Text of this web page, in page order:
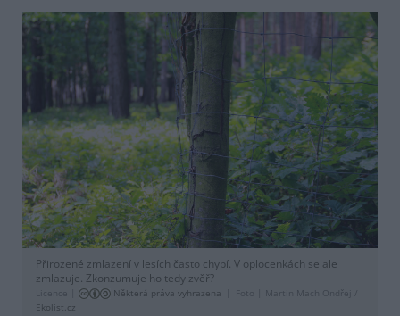
Přirozené zmlazení v lesích často chybí. V oplocenkách se ale
zmlazuje. Zkonzumuje ho tedy zvěř?
Licence | Některá práva vyhrazena Foto |
Martin Mach Ondřej /
Ekolist.cz